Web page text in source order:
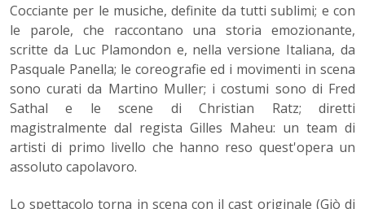
Cocciante per le musiche, definite da tutti sublimi; e con
le parole, che raccontano una storia emozionante,
scritte da Luc Plamondon e, nella versione Italiana, da
Pasquale Panella; le coreografie ed i movimenti in scena
sono curati da Martino Muller; i costumi sono di Fred
Sathal e le scene di Christian Ratz; diretti
magistralmente dal regista Gilles Maheu: un team di
artisti di primo livello che hanno reso quest'opera un
assoluto capolavoro.
Lo spettacolo torna in scena con il cast originale (Giò di